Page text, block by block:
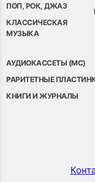
ПОП, РОК, ДЖАЗ
КЛАССИЧЕСКАЯ
МУЗЫКА
АУДИОКАССЕТЫ (MC)
РАРИТЕТНЫЕ
КНИГИ И ЖУРНАЛЫ